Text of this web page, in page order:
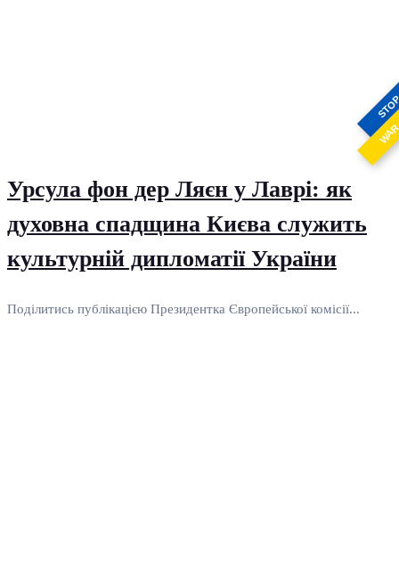
Урсула фон дер Ляєн у Лаврі: як
духовна спадщина Києва служить
культурній дипломатії України
Поділитись публікацією Президентка Європейської комісії...